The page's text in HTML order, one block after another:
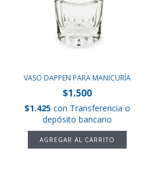
VASO DAPPEN PARA MANICURÍA
$1.500
$1.425con Transferencia o
depósito bancario